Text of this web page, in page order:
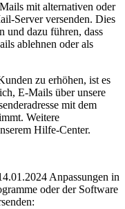
mit alternativen oder
Server versenden. Dies
und dazu führen, dass
ablehnen oder als
zu erhöhen, ist es
E-Mails über unsere
mit dem
Weitere
Hilfe-Center.
Anpassungen in
oder der Software